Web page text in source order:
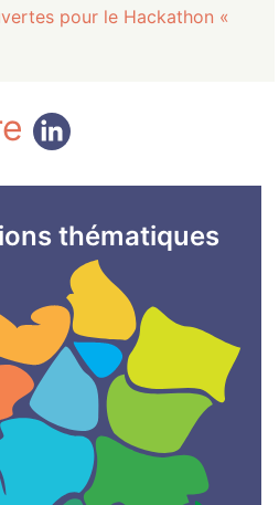
pour le Hackathon «
thématiques